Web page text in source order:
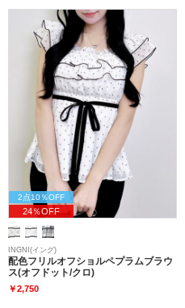
2点10％OFF
24％OFF
INGNI(イング)
配色フリルオフショルペプラムブラウ
ス(オフドット/クロ)
￥2,750